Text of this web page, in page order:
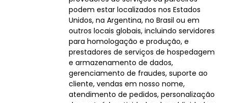
podem estar localizados nos Estados
Unidos, na Argentina, no Brasil ou em
outros locais globais, incluindo servidores
para homologação e produção, e
prestadores de serviços de hospedagem
e armazenamento de dados,
gerenciamento de fraudes, suporte ao
cliente, vendas em nosso nome,
atendimento de pedidos, personalização